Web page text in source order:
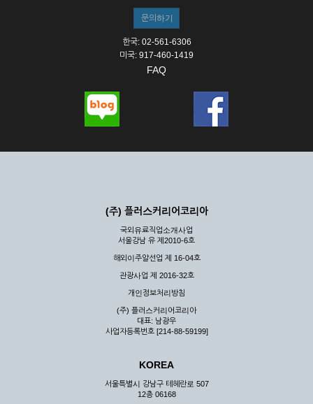
스가 불가능할 경우 회사는 사전 공지나 예고 없이 서비스의 전
부 또는 일부를 일시적 또는 영구적으로 중지할 수 있습니다.
③ 기타 회사는 서비스를 제공할 수 없는 합당한 사유가 발생한
④ 회사는 제 2항 및 제 3항의 사유로 서비스의 제공이 일시적
여 배상하지 않습니다.
제3장 권리 및 의무
공할 수 있도록 최선의 노력을 다하여야 합니다.
게 누설, 배포하여서는 안됩니다. 다만, 관계법령에 의하여 국가
기관 등의 합법적인 요구가 있는 경우에는 해당 되지 않습니다.
③ 회사는 이용자로부터 제기되는 의견이나 불만이 정당하다고
인정할 경우에는 즉시 처리하여야 하며, 즉시 처리가 곤란한 경
우 그 처리를 위해 노력해야 합니다.
제7조 (회원의 의무)
① 회원은 ID와 비밀 번호에 관한 모든 관리의 책임이 있으며
② 회원은 이용신청서의 기재내용 중 변경된 내용이 있는 경우
서비스를 통하여 그 내용을 회사에 통지하여야 합니다.
③ 다른 회원의 ID와 비밀번호를 부당하게 사용하는 행위를
한국: 02-561-6306
미국: 917-460-1419
FAQ
(주) 플러스커리어코리아
국외유료직업소개사업
서울강남 유 제2010-6호
해외이주알선업 제 16-04호
관광사업 제 2016-32호
개인정보처리방침
(주) 플러스커리어코리아
대표: 남광우
사업자등록번호 [214-88-59199]
KOREA
서울특별시 강남구 테헤란로 507
12층 06168